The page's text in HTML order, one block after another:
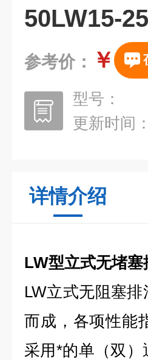
50LW15-
参考价： ￥
型号：
更新时间：
详情介绍
LW型立式无堵塞
LW立式无阻塞
而成，各项性能
采用*的单（双